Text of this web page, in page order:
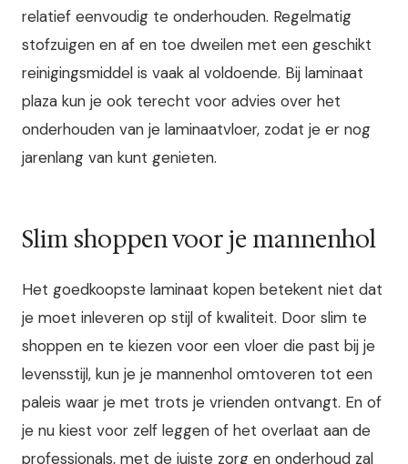
relatief eenvoudig te onderhouden. Regelmatig
stofzuigen en af en toe dweilen met een geschikt
reinigingsmiddel is vaak al voldoende. Bij laminaat
plaza kun je ook terecht voor advies over het
onderhouden van je laminaatvloer, zodat je er nog
jarenlang van kunt genieten.
Slim shoppen voor je mannenhol
Het goedkoopste laminaat kopen betekent niet dat
je moet inleveren op stijl of kwaliteit. Door slim te
shoppen en te kiezen voor een vloer die past bij je
levensstijl, kun je je mannenhol omtoveren tot een
paleis waar je met trots je vrienden ontvangt. En of
je nu kiest voor zelf leggen of het overlaat aan de
professionals, met de juiste zorg en onderhoud zal